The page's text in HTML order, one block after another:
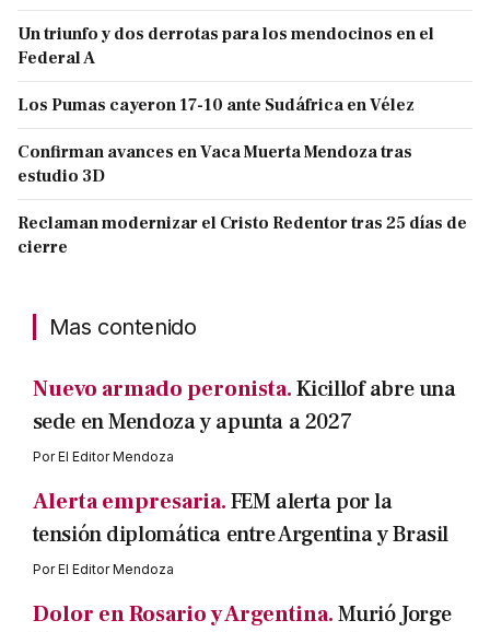
Un triunfo y dos derrotas para los mendocinos en el
Federal A
Los Pumas cayeron 17-10 ante Sudáfrica en Vélez
Confirman avances en Vaca Muerta Mendoza tras
estudio 3D
Reclaman modernizar el Cristo Redentor tras 25 días de
cierre
Mas contenido
Nuevo armado peronista.Kicillof abre una
sede en Mendoza y apunta a 2027
PorEl Editor Mendoza
Alerta empresaria.FEM alerta por la
tensión diplomática entre Argentina y Brasil
PorEl Editor Mendoza
Dolor en Rosario y Argentina.Murió Jorge